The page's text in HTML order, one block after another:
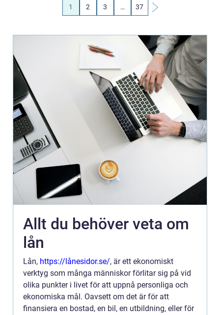
1 2 3 … 37
Allt du behöver veta om
lån
Lån, https://lånesidor.se/, är ett ekonomiskt
verktyg som många människor förlitar sig på vid
olika punkter i livet för att uppnå personliga och
ekonomiska mål. Oavsett om det är för att
finansiera en bostad, en bil, en utbildning, eller för